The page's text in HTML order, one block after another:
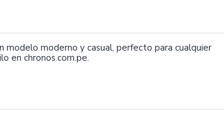
modelo moderno y casual, perfecto para cualquier
en chronos.com.pe.